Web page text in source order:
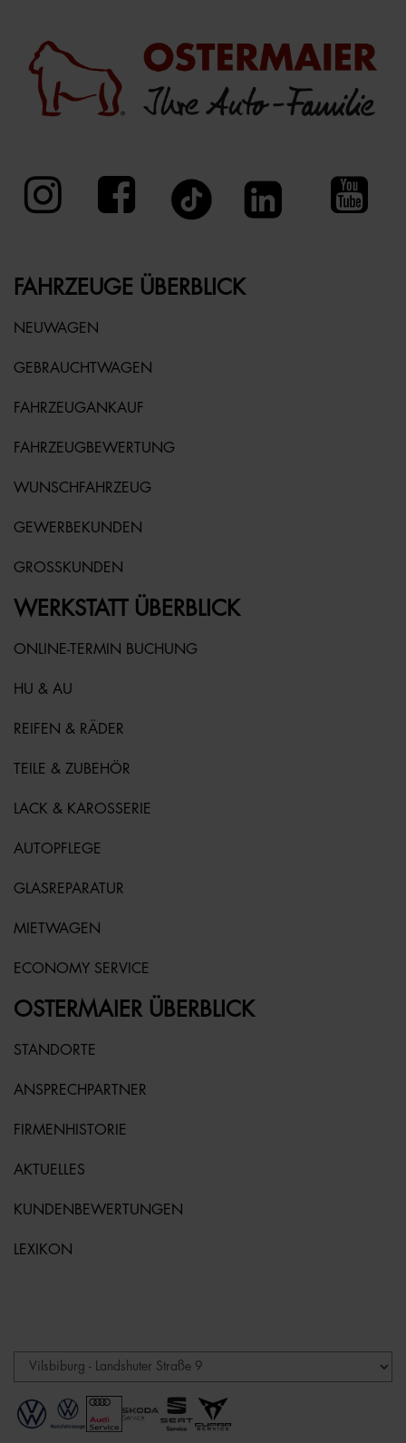
FAHRZEUGE ÜBERBLICK
NEUWAGEN
GEBRAUCHTWAGEN
FAHRZEUGANKAUF
FAHRZEUGBEWERTUNG
WUNSCHFAHRZEUG
GEWERBEKUNDEN
GROSSKUNDEN
WERKSTATT ÜBERBLICK
ONLINE-TERMIN BUCHUNG
HU & AU
REIFEN & RÄDER
TEILE & ZUBEHÖR
LACK & KAROSSERIE
AUTOPFLEGE
GLASREPARATUR
MIETWAGEN
ECONOMY SERVICE
OSTERMAIER ÜBERBLICK
STANDORTE
ANSPRECHPARTNER
FIRMENHISTORIE
AKTUELLES
KUNDENBEWERTUNGEN
LEXIKON